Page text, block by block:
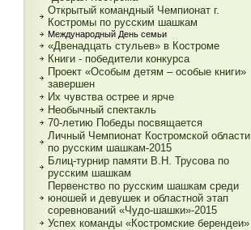
Открытый командный Чемпионат г.
Костромы по русским шашкам
Международный День семьи
«Двенадцать стульев» в Костроме
Книги - победители конкурса
Проект «Особым детям – особые книги»
завершен
Их чувства острее и ярче
Необычный спектакль
70-летию Победы посвящается
Личный Чемпионат Костромской области
по русским шашкам-2015
Блиц-турнир памяти В.Н. Трусова по
русским шашкам
Первенство по русским шашкам среди
юношей и девушек и областной этап
соревнований «Чудо-шашки»-2015
Успех команды «Костромские берендеи»